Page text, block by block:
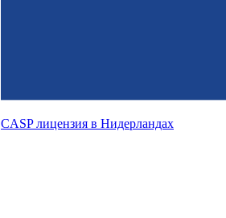
CASP лицензия в Нидерландах